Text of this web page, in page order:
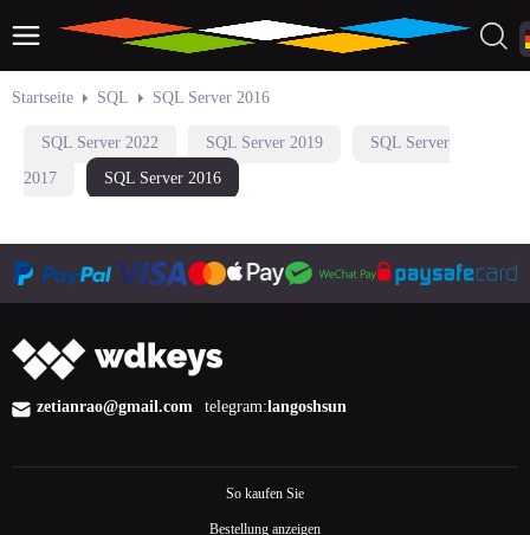
Startseite SQL SQL Server 2016
SQL Server 2022 SQL Server 2019
SQL Server
2017
SQL Server 2016
zetianrao@gmail.com telegram:langoshsun
So kaufen Sie
Bestellung anzeigen